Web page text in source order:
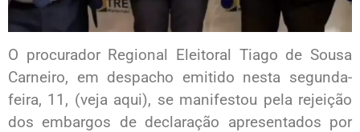
O procurador Regional Eleitoral Tiago de Sousa
Carneiro, em despacho emitido nesta segunda-
feira, 11, (veja aqui), se manifestou pela rejeição
dos embargos de declaração apresentados por